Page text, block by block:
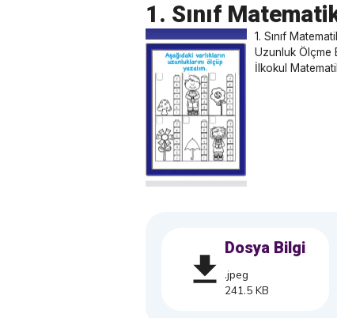
1. Sınıf
1. Sınıf
Uzunluk Ölçme
İlkokul
Dosya Bilgi
.jpeg
241.5 KB